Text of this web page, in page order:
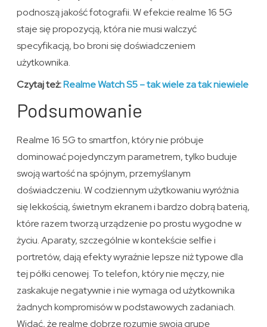
podnoszą jakość fotografii. W efekcie realme 16 5G
staje się propozycją, która nie musi walczyć
specyfikacją, bo broni się doświadczeniem
użytkownika.
Czytaj też:Realme Watch S5 – tak wiele za tak niewiele
Podsumowanie
Realme 16 5G to smartfon, który nie próbuje
dominować pojedynczym parametrem, tylko buduje
swoją wartość na spójnym, przemyślanym
doświadczeniu. W codziennym użytkowaniu wyróżnia
się lekkością, świetnym ekranem i bardzo dobrą baterią,
które razem tworzą urządzenie po prostu wygodne w
życiu. Aparaty, szczególnie w kontekście selfie i
portretów, dają efekty wyraźnie lepsze niż typowe dla
tej półki cenowej. To telefon, który nie męczy, nie
zaskakuje negatywnie i nie wymaga od użytkownika
żadnych kompromisów w podstawowych zadaniach.
Widać, że realme dobrze rozumie swoją grupę